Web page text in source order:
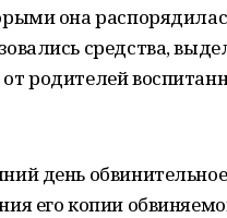
она
средства,
родителей
день
его копии